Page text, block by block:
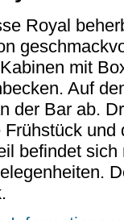
Royal
mit
Auf
der Bar ab.
befindet